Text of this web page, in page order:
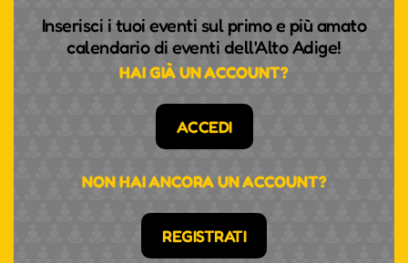
Inserisci i tuoi eventi sul primo e più amato
calendario di eventi dell'Alto Adige!
HAI GIÀ UN ACCOUNT?
ACCEDI
NON HAI ANCORA UN ACCOUNT?
REGISTRATI